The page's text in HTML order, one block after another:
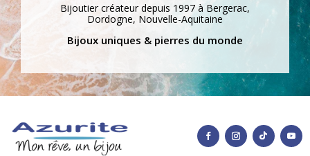
Bijoutier créateur depuis 1997 à Bergerac,
Dordogne, Nouvelle-Aquitaine
Bijoux uniques & pierres du monde